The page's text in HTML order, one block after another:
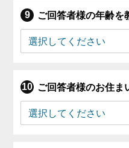
ご回答者様の年齢を
ご回答者様のお住ま